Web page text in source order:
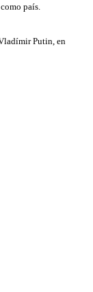
país.
Putin, en